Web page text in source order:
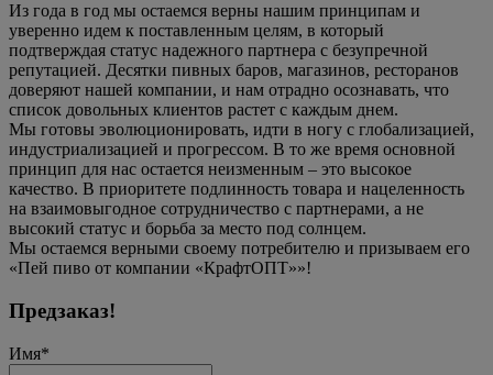
Из года в год мы остаемся верны нашим принципам и
уверенно идем к поставленным целям, в который
подтверждая статус надежного партнера с безупречной
репутацией. Десятки пивных баров, магазинов, ресторанов
доверяют нашей компании, и нам отрадно осознавать, что
список довольных клиентов растет с каждым днем.
Мы готовы эволюционировать, идти в ногу с глобализацией,
индустриализацией и прогрессом. В то же время основной
принцип для нас остается неизменным – это высокое
качество. В приоритете подлинность товара и нацеленность
на взаимовыгодное сотрудничество с партнерами, а не
высокий статус и борьба за место под солнцем.
Мы остаемся верными своему потребителю и призываем его
«Пей пиво от компании «КрафтОПТ»»!
Предзаказ!
Имя*